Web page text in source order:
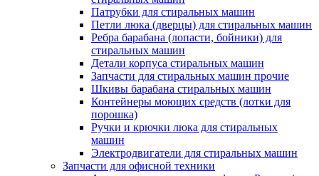
Патрубки для стиральных машин
Петли люка (дверцы) для стиральных машин
Ребра барабана (лопасти, бойники) для
стиральных машин
Детали корпуса стиральных машин
Запчасти для стиральных машин прочие
Шкивы барабана стиральных машин
Контейнеры моющих средств (лотки для
порошка)
Ручки и крючки люка для стиральных
машин
Электродвигатели для стиральных машин
Запчасти для офисной техники